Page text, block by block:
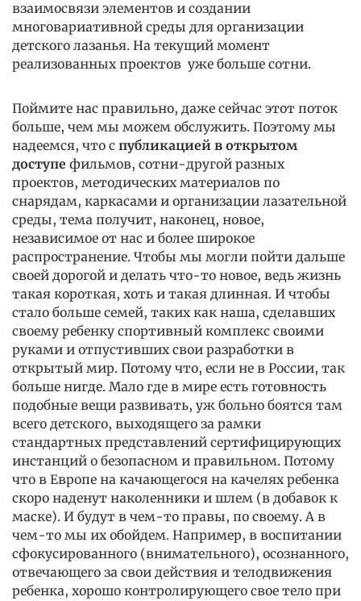
взаимосвязи элементов и создании
многовариативной среды для организации
детского лазанья. На текущий момент
реализованных проектов уже больше сотни.
Поймите нас правильно, даже сейчас этот поток
больше, чем мы можем обслужить. Поэтому мы
надеемся, что с публикацией в открытом
доступе фильмов, сотни-другой разных
проектов, методических материалов по
снарядам, каркасами и организации лазательной
среды, тема получит, наконец, новое,
независимое от нас и более широкое
распространение. Чтобы мы могли пойти дальше
своей дорогой и делать что-то новое, ведь жизнь
такая короткая, хоть и такая длинная. И чтобы
стало больше семей, таких как наша, сделавших
своему ребенку спортивный комплекс своими
руками и отпустивших свои разработки в
открытый мир. Потому что, если не в России, так
больше нигде. Мало где в мире есть готовность
подобные вещи развивать, уж больно боятся там
всего детского, выходящего за рамки
стандартных представлений сертифицирующих
инстанций о безопасном и правильном. Потому
что в Европе на качающегося на качелях ребенка
скоро наденут наколенники и шлем (в добавок к
маске). И будут в чем-то правы, по своему. А в
чем-то мы их обойдем. Например, в воспитании
сфокусированного (внимательного), осознанного,
отвечающего за свои действия и телодвижения
ребенка, хорошо контролирующего свое тело при